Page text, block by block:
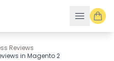
Reviews
in Magento 2